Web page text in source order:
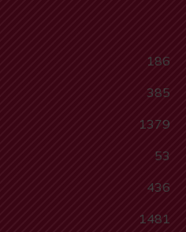
186
385
1379
53
436
1481